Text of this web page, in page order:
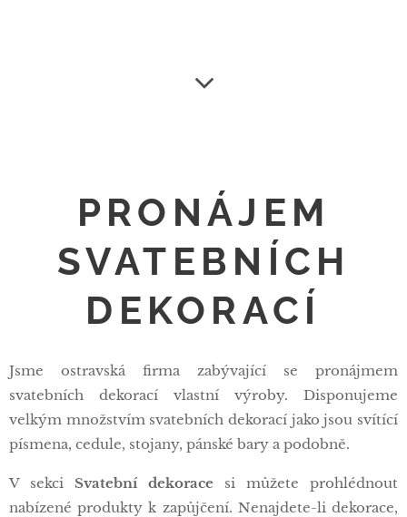
PRONÁJEM
SVATEBNÍCH
DEKORACÍ
Jsme ostravská firma zabývající se pronájmem
svatebních dekorací vlastní výroby. Disponujeme
velkým množstvím svatebních dekorací jako jsou svítící
písmena, cedule, stojany, pánské bary a podobně.
V sekci Svatební dekorace si můžete prohlédnout
nabízené produkty k zapůjčení. Nenajdete-li dekorace,